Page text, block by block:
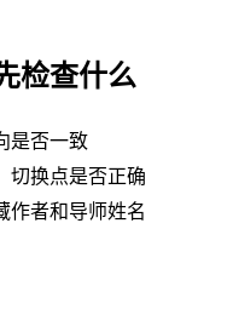
检查什么
是否一致
切换点是否正确
作者和导师姓名